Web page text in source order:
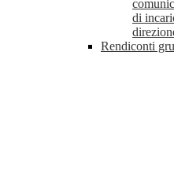
di
Rendiconti